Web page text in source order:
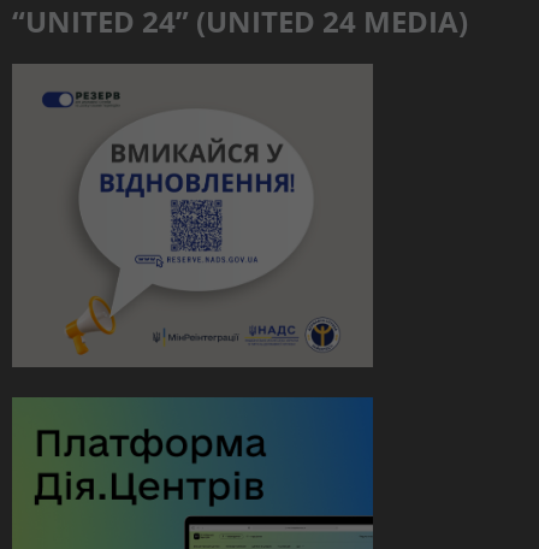
“UNITED 24” (UNITED 24 MEDIA)